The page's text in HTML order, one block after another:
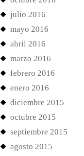
julio 2016
mayo 2016
abril 2016
marzo 2016
febrero 2016
enero 2016
diciembre 2015
octubre 2015
septiembre 2015
agosto 2015